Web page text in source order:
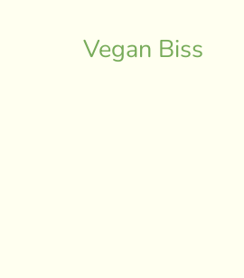
Vegan Biss